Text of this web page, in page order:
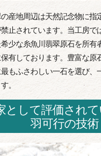
産地周辺は天然記念物に指
止されています。当工房で
少な糸魚川翡翠原石を所有
有しております。豊富な原
もふさわしい一石を選び、
。
として評価され
羽可行の技術